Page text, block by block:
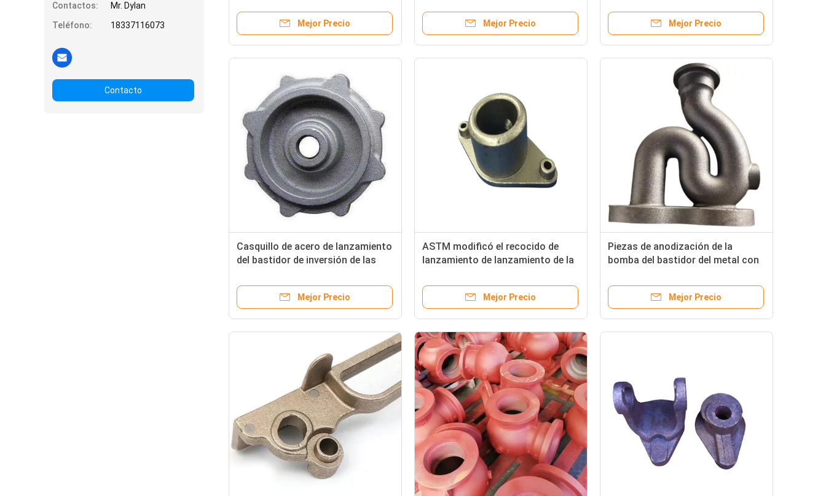
Contactos:
Mr. Dylan
Teléfono:
18337116073
Contacto
piezas de la cera para la
maquinaria de la irrigación
Mejor Precio Mejor Precio Mejor Precio
Casquillo de acero de lanzamiento
del bastidor de inversión de las
los componentes de la máquina
Mejor Precio
ASTM modificó el recocido de
lanzamiento de lanzamiento de la
particulares de las piezas del
Mejor Precio
Piezas de anodización de la
bomba del bastidor del metal con
dibujo del cad
Mejor Precio